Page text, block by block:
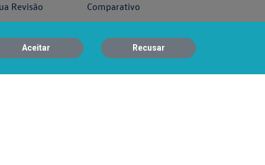
Revisão
Comparativo
Transparência e Igualdade
Salarial
Aceitar Recusar